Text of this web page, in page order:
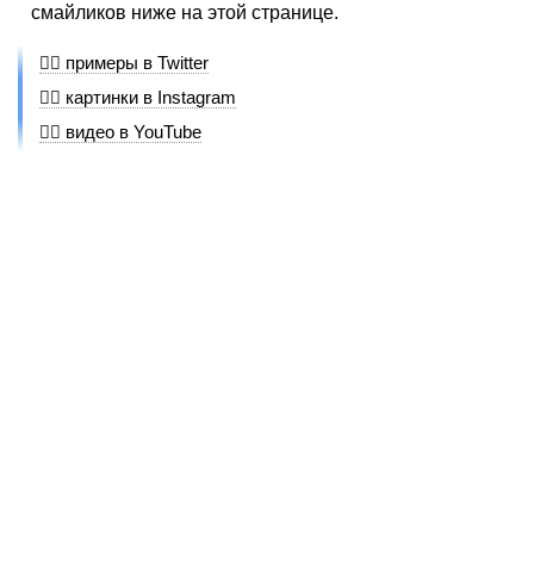
смайликов ниже на этой странице.
🕴🏾 примеры в Twitter
🕴🏾 картинки в Instagram
🕴🏾 видео в YouTube